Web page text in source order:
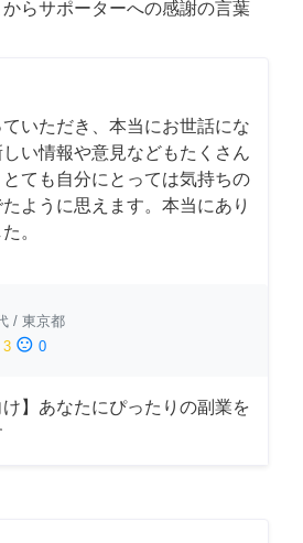
らサポーターへの感謝の言葉
いただき、本当にお世話にな
い情報や意見などもたくさん
ても自分にとっては気持ちの
たように思えます。本当にあり
。
/ 東京都
3 sentiment_dissatisfied 0
け】あなたにぴったりの副業を